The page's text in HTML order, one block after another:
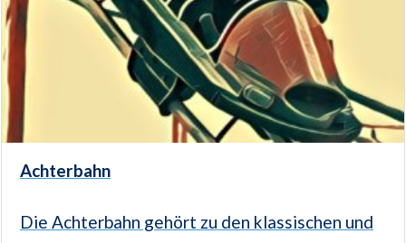
Achterbahn
Die Achterbahn gehört zu den klassischen und